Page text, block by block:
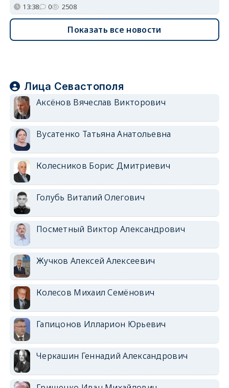
13:38 0 2508
Показать все новости
Лица Севастополя
Аксёнов Вячеслав Викторович
Вусатенко Татьяна Анатольевна
Колесников Борис Дмитриевич
Голубь Виталий Олегович
Посметный Виктор Александрович
Жучков Алексей Алексеевич
Колесов Михаил Семёнович
Гапицонов Илларион Юрьевич
Черкашин Геннадий Александрович